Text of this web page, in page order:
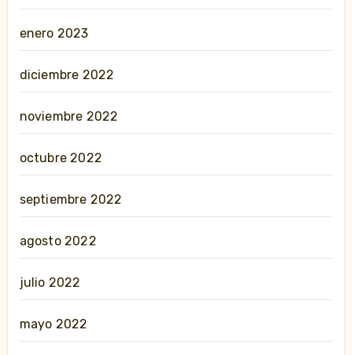
enero 2023
diciembre 2022
noviembre 2022
octubre 2022
septiembre 2022
agosto 2022
julio 2022
mayo 2022